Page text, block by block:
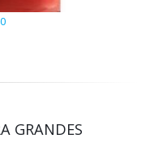
GRANDES